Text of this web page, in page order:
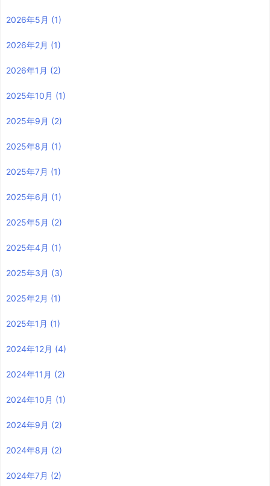
2026年5月 (1)
2026年2月 (1)
2026年1月 (2)
2025年10月 (1)
2025年9月 (2)
2025年8月 (1)
2025年7月 (1)
2025年6月 (1)
2025年5月 (2)
2025年4月 (1)
2025年3月 (3)
2025年2月 (1)
2025年1月 (1)
2024年12月 (4)
2024年11月 (2)
2024年10月 (1)
2024年9月 (2)
2024年8月 (2)
2024年7月 (2)